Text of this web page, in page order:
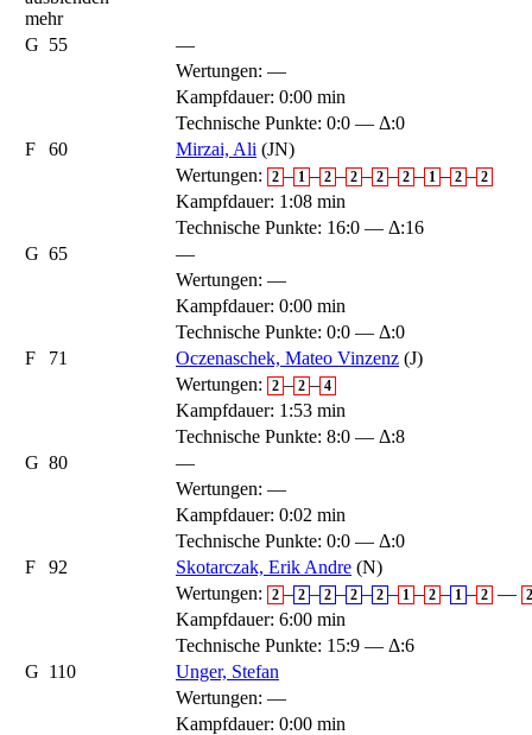
mehr
G 55
—
Wertungen: —
Kampfdauer: 0:00 min
Technische Punkte: 0:0 — Δ:0
F
60 Mirzai, Ali (JN)
Wertungen:
2 – 1 – 2 – 2 – 2 – 2 – 1 – 2 – 2
Kampfdauer: 1:08 min
Technische Punkte: 16:0 — Δ:16
G 65
—
Wertungen: —
Kampfdauer: 0:00 min
Technische Punkte: 0:0 — Δ:0
F
71 Oczenaschek, Mateo Vinzenz (J)
Wertungen:
2 – 2 – 4
Kampfdauer: 1:53 min
Technische Punkte: 8:0 — Δ:8
G 80
—
Wertungen: —
Kampfdauer: 0:02 min
Technische Punkte: 0:0 — Δ:0
F
92 Skotarczak, Erik Andre (N)
Wertungen:
2 – 2 – 2 – 2 – 2 – 1 – 2 – 1 – 2 — 2
Kampfdauer: 6:00 min
Technische Punkte: 15:9 — Δ:6
G 110
Unger, Stefan
Wertungen: —
Kampfdauer: 0:00 min